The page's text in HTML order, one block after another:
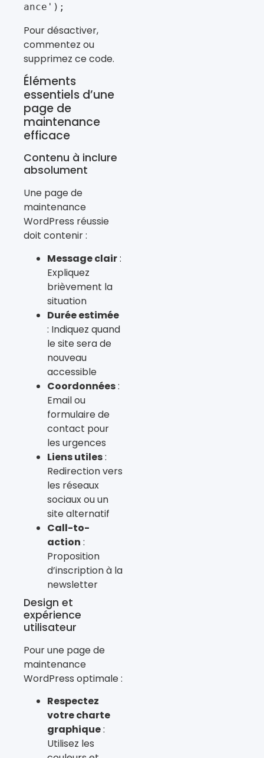
ance');
Pour désactiver,
commentez ou
supprimez ce code.
Éléments
essentiels d’une
page de
maintenance
efficace
Contenu à inclure
absolument
Une page de
maintenance
WordPress réussie
doit contenir :
Message clair:
Expliquez
brièvement la
situation
Durée estimée
: Indiquez quand
le site sera de
nouveau
accessible
Coordonnées:
Email ou
formulaire de
contact pour
les urgences
Liens utiles:
Redirection vers
les réseaux
sociaux ou un
site alternatif
Call-to-
action :
Proposition
d’inscription à la
newsletter
Design et
expérience
utilisateur
Pour une page de
maintenance
WordPress optimale :
Respectez
votre charte
graphique:
Utilisez les